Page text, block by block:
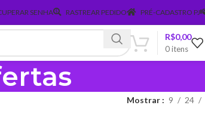
SENHA RASTREAR PEDIDO PRÉ-CADASTRO PJ
0itens
R$0,00
Mostrar 9 24